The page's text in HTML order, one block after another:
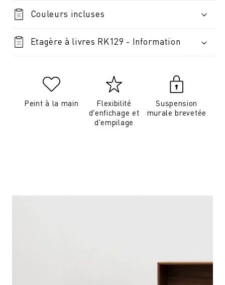
Couleurs incluses
Etagère à livres RK129 - Information
Peint à la main
Flexibilité
d'enfichage et
d'empilage
Suspension
murale brevetée